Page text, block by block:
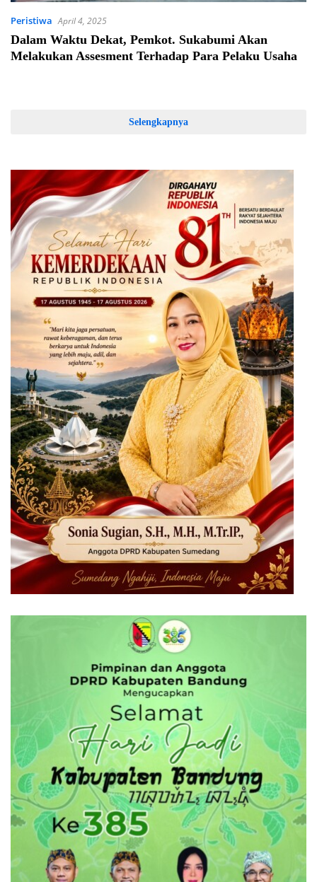
Peristiwa April 4, 2025
Dalam Waktu Dekat, Pemkot. Sukabumi Akan
Melakukan Assesment Terhadap Para Pelaku Usaha
Selengkapnya